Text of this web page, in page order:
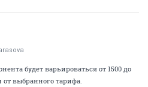
будет варьироваться от 1500 до
от выбранного тарифа.